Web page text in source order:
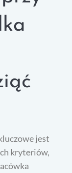
jest
kryteriów,